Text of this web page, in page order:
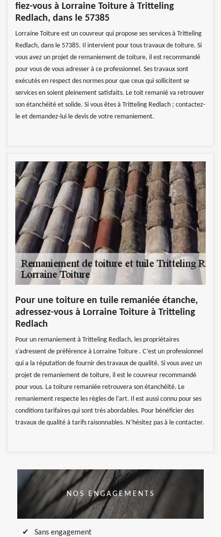
fiez-vous à Lorraine Toiture à Tritteling
Redlach, dans le 57385
Lorraine Toiture est un couvreur qui propose ses services à Tritteling
Redlach, dans le 57385. Il intervient pour tous travaux de toiture. Si
vous avez un projet de remaniement de toiture, il est recommandé
pour vous de vous adresser à ce professionnel. Ses travaux sont
exécutés en respect des normes pour que ceux qui sollicitent se
services en soient pleinement satisfaits. Le toit remanié va retrouver
son étanchéité et solide. Si vous êtes à Tritteling Redlach ; contactez-
le et demandez-lui le devis de votre remaniement.
Pour une toiture en tuile remaniée étanche,
adressez-vous à Lorraine Toiture à Tritteling
Redlach
Pour un remaniement à Tritteling Redlach, les propriétaires
s’adressent de préférence à Lorraine Toiture . C’est un professionnel
qui a la réputation de fournir des travaux de qualité. Si vous avez un
projet de remaniement de toiture, il est le couvreur recommandé
pour vous. La toiture remaniée retrouvera son étanchéité. Le
remaniement respecte les règles de l’art. Il est aussi connu pour ses
conditions tarifaires qui sont très abordables. Pour bénéficier des
travaux de qualité à tarifs raisonnables. N’hésitez pas à le contacter.
NOS ENGAGEMENTS
Sans engagement